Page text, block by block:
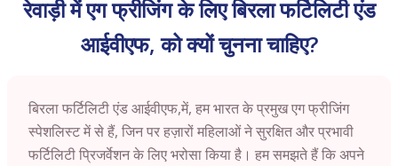
रेवाड़ी में एग फ्रीजिंग के लिए बिरला फर्टिलिटी एंड
आईवीएफ, को क्यों चुनना चाहिए?
बिरला फर्टिलिटी एंड आईवीएफ,में, हम भारत के प्रमुख एग फ्रीजिंग
स्पेशलिस्ट में से हैं, जिन पर हज़ारों महिलाओं ने सुरक्षित और प्रभावी
फर्टिलिटी प्रिजर्वेशन के लिए भरोसा किया है। हम समझते हैं कि अपने